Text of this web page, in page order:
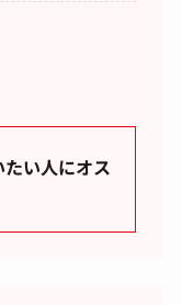
い人にオス